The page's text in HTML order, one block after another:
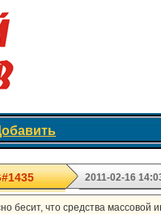
2011-02-16
бесит, что средства